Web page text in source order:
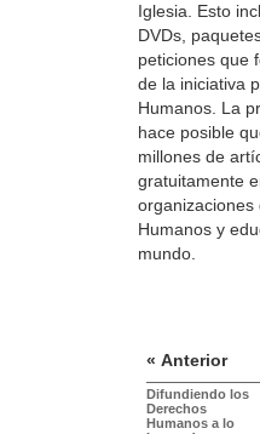
Iglesia. Esto
DVDs,
peticiones que
de la iniciativa
Humanos. La
hace posible
millones de
gratuitamente
organizaciones
Humanos y
mundo.
« Anterior
Difundiendo los
Derechos
Humanos a lo